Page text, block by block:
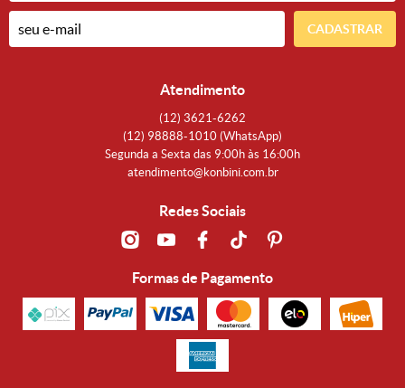
CADASTRAR
Atendimento
(12) 3621-6262
(12) 98888-1010 (WhatsApp)
Segunda a Sexta das 9:00h às 16:00h
atendimento@konbini.com.br
Redes Sociais
Formas de Pagamento